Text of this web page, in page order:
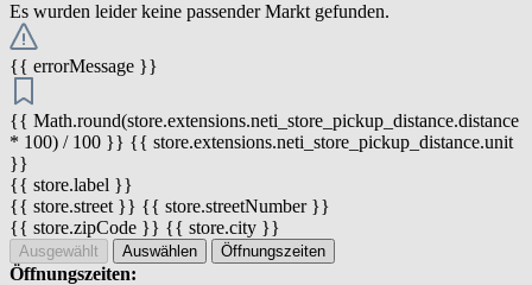
Es wurden leider keine passender Markt gefunden.
{{ errorMessage }}
{{ Math.round(store.extensions.neti_store_pickup_distance.distance
* 100) / 100 }} {{ store.extensions.neti_store_pickup_distance.unit
}}
{{ store.label }}
{{ store.street }} {{ store.streetNumber }}
{{ store.zipCode }} {{ store.city }}
Ausgewählt Auswählen Öffnungszeiten
Öffnungszeiten: